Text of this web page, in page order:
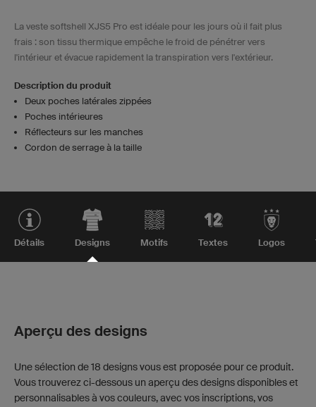
La veste softshell XJS5 Pro est idéale pour les jours où il fait plus
frais : son tissu thermique empêche le froid de pénétrer vers
l'intérieur et évacue rapidement la transpiration vers l'extérieur.
Description du produit
Deux poches latérales zippées
Poches intérieures
Réflecteurs sur les manches
Cordon de serrage à la taille
Détails Designs Motifs Textes Logos
Aperçu des designs
Une sélection de 18 designs vous est proposée pour ce produit.
Vous trouverez ci-dessous un aperçu des designs disponibles et
personnalisables à vos couleurs, avec vos inscriptions, vos